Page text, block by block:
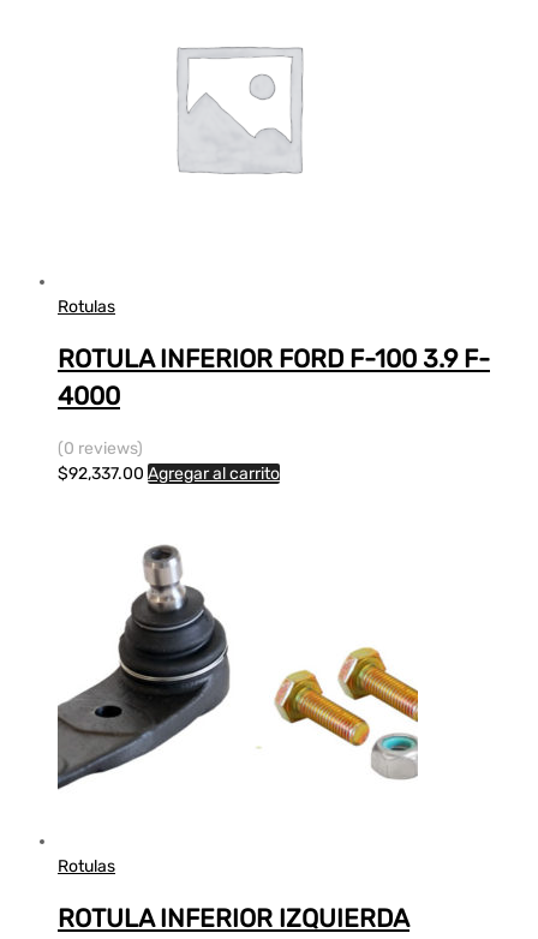
Rotulas
ROTULA INFERIOR FORD F-100 3.9 F-
4000
(0 reviews)
$92,337.00 Agregar al carrito
Rotulas
ROTULA INFERIOR IZQUIERDA